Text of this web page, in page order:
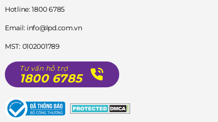
Hotline: 1800 6785
Email: info@lpd.com.vn
MST: 0102001789
Tư vấn hỗ trợ
1800 6785